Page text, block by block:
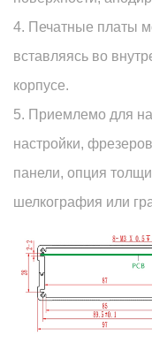
4. Печатные платы
вставляясь во
корпусе.
5. Приемлемо для
настройки,
панели, опция
шелкография или